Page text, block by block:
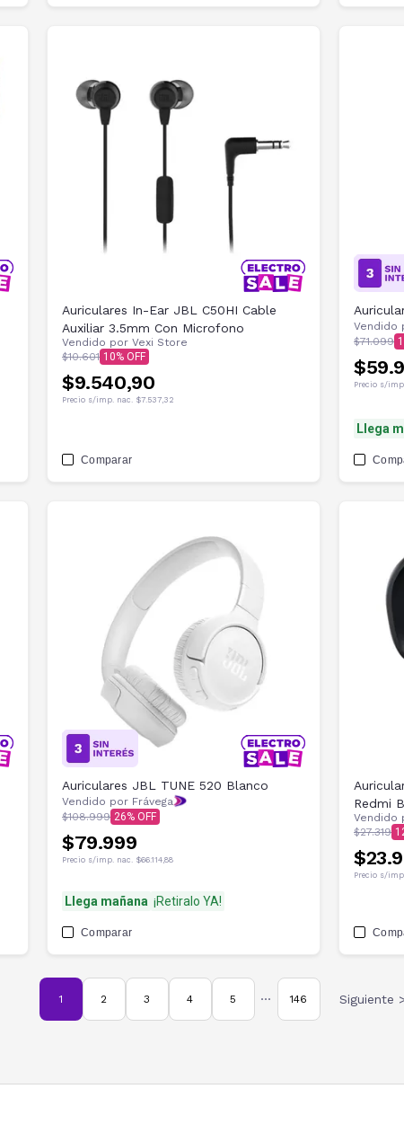
Auriculares In-Ear JBL C50HI Cable
Auxiliar 3.5mm Con Microfono
Vendido por Vexi Store
$10.601 10
$9.540,90
Precio s/imp. nac. $7.537,32
Comparar
Vendido
$71.099
Precio s/
Llega
Auriculares JBL TUNE 520 Blanco
Vendido por Frávega
$108.999 26
$79.999
Precio s/imp. nac. $66.114,88
Llega mañana ¡Retiralo YA!
Comparar
Redmi
Vendido
$27.319
Precio s/
1 2 3 4 5 ••• 146 Siguiente